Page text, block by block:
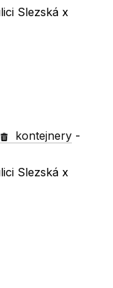
Slezská x
kontejnery -
Slezská x